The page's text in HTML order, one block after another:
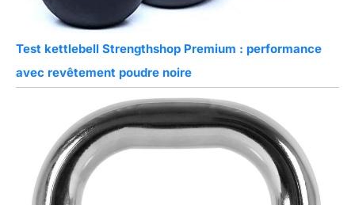
Test kettlebell Strengthshop Premium : performance
avec revêtement poudre noire